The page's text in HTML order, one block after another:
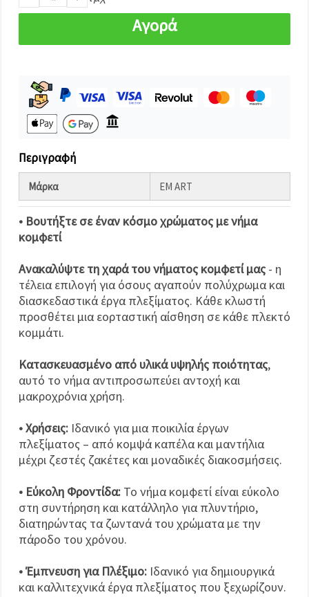
επιλέγοντας
κουμπί
Αποθήκευση.
Αποδέχομαι
Ρυθμίσεις
Αγορά
Περιγραφή
Μάρκα EM ART
• Βουτήξτε σε έναν κόσμο χρώματος με νήμα
κομφετί
Ανακαλύψτε τη χαρά του νήματος κομφετί μας- η
τέλεια επιλογή για όσους αγαπούν πολύχρωμα και
διασκεδαστικά έργα πλεξίματος. Κάθε κλωστή
προσθέτει μια εορταστική αίσθηση σε κάθε πλεκτό
κομμάτι.
Κατασκευασμένο από υλικά υψηλής ποιότητας,
αυτό το νήμα αντιπροσωπεύει αντοχή και
μακροχρόνια χρήση.
• Χρήσεις: Ιδανικό για μια ποικιλία έργων
πλεξίματος – από κομψά καπέλα και μαντήλια
μέχρι ζεστές ζακέτες και μοναδικές διακοσμήσεις.
• Εύκολη Φροντίδα: Το νήμα κομφετί είναι εύκολο
στη συντήρηση και κατάλληλο για πλυντήριο,
διατηρώντας τα ζωντανά του χρώματα με την
πάροδο του χρόνου.
• Έμπνευση για Πλέξιμο: Ιδανικό για δημιουργικά
και καλλιτεχνικά έργα πλεξίματος που ξεχωρίζουν.